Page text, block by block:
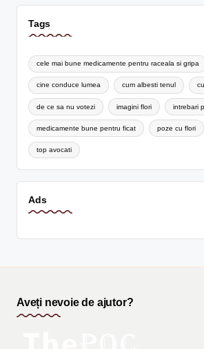
Tags
cele mai bune medicamente pentru raceala si gripa
cine conduce lumea cum albesti tenul
de ce sa nu votezi imagini flori intrebari
medicamente bune pentru ficat poze cu flori
top avocati
Ads
Aveți nevoie de ajutor?